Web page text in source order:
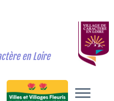
en Loire